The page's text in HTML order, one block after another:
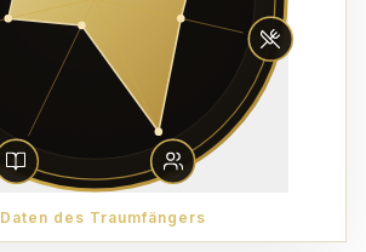
Daten des Traumfängers